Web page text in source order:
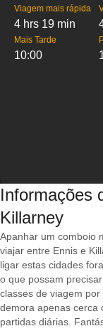
Viagem mais rápida
4 hrs 19 min
Mais Tarde
10:00
Informações
Killarney
Apanhar um comboio
viajar entre Ennis e
ligar estas cidades
o que possam
classes de viagem
demora apenas cerca
partidas diárias.